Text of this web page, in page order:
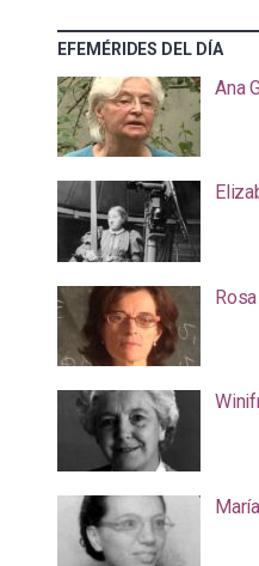
EFEMÉRIDES DEL DÍA
Ana